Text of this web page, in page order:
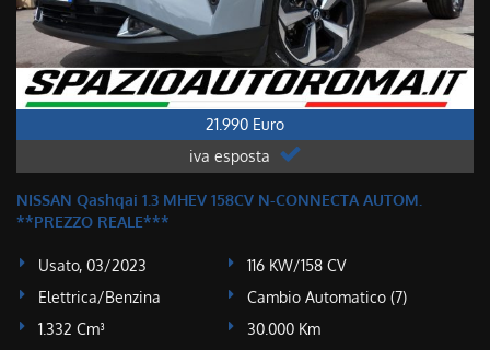
21.990 Euro
iva esposta
NISSAN Qashqai 1.3 MHEV 158CV N-CONNECTA AUTOM.
**PREZZO REALE***
Usato, 03/2023
116 KW/158 CV
Elettrica/Benzina
Cambio Automatico (7)
1.332 Cm³
30.000 Km